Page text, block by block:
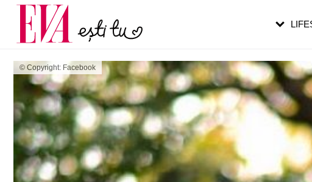
© Copyright: Facebook
Carieră
Actualitate
pe măsură ce înaintezi în